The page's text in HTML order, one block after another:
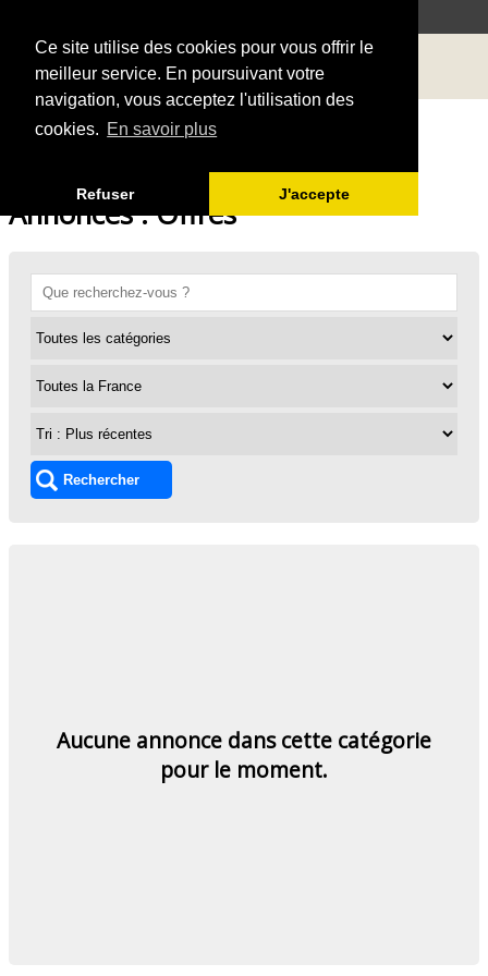
Ce site utilise des cookies pour vous offrir le
meilleur service. En poursuivant votre
navigation, vous acceptez l'utilisation des
cookies. En savoir plus
Refuser J'accepte
Annonces : Offres
Aucune annonce dans cette catégorie
pour le moment.